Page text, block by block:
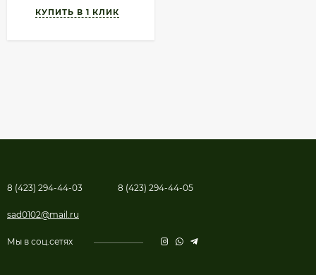
8 (423) 294-44-03 8 (423) 294-44-05
sad0102@mail.ru
Мы в соц.сетях